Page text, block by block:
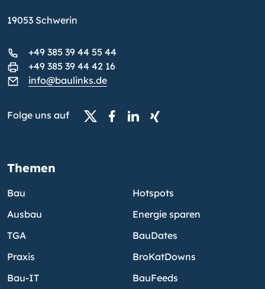
19053 Schwerin
+49 385 39 44 55 44
+49 385 39 44 42 16
info@baulinks.de
Folge uns auf
Themen
Bau
Ausbau
TGA
Praxis
Bau-IT
Hotspots
Energie sparen
BauDates
BroKatDowns
BauFeeds